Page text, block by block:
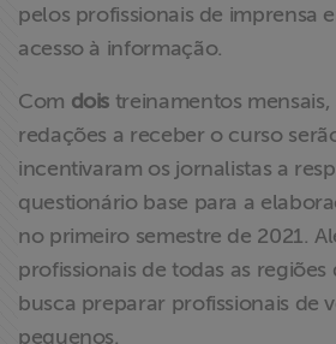
pelos profissionais de imprensa
acesso à informação.
Com dois treinamentos mensais,
redações a receber o curso
incentivaram os jornalistas a
questionário base para a
no primeiro semestre de 2021.
profissionais de todas as
busca preparar profissionais de
pequenos.